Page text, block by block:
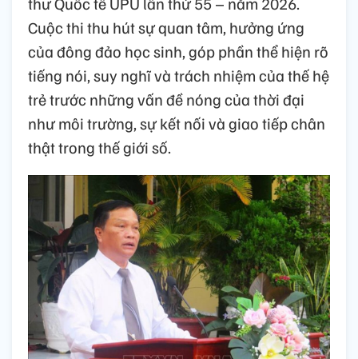
Cuộc thi thu hút sự quan tâm, hưởng ứng
của đông đảo học sinh, góp phần thể hiện rõ
tiếng nói, suy nghĩ và trách nhiệm của thế hệ
trẻ trước những vấn đề nóng của thời đại
như môi trường, sự kết nối và giao tiếp chân
thật trong thế giới số.